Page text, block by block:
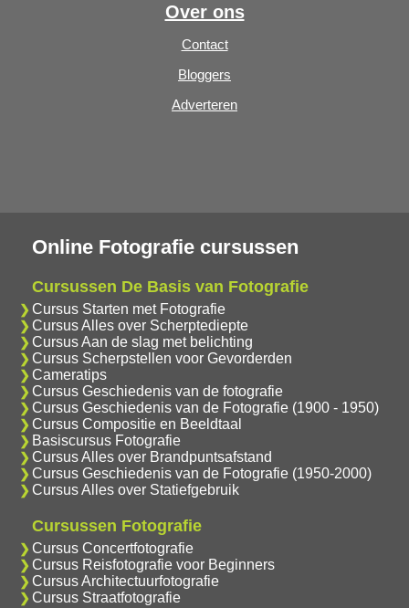
Over ons
Contact
Bloggers
Adverteren
Online Fotografie cursussen
Cursussen De Basis van Fotografie
Cursus Starten met Fotografie
Cursus Alles over Scherptediepte
Cursus Aan de slag met belichting
Cursus Scherpstellen voor Gevorderden
Cameratips
Cursus Geschiedenis van de fotografie
Cursus Geschiedenis van de Fotografie (1900 - 1950)
Cursus Compositie en Beeldtaal
Basiscursus Fotografie
Cursus Alles over Brandpuntsafstand
Cursus Geschiedenis van de Fotografie (1950-2000)
Cursus Alles over Statiefgebruik
Cursussen Fotografie
Cursus Concertfotografie
Cursus Reisfotografie voor Beginners
Cursus Architectuurfotografie
Cursus Straatfotografie